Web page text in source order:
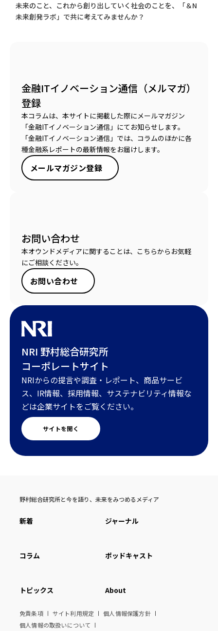
未来のこと、これから創り出していく社会のことを、「＆N
未来創発ラボ」で共に考えてみませんか？
金融ITイノベーション通信（メルマガ）
登録
本コラムは、本サイトに掲載した際にメールマガジン
「金融ITイノベーション通信」にてお知らせします。
「金融ITイノベーション通信」では、コラムのほかに各
種金融系レポートの最新情報をお届けします。
メールマガジン登録
お問い合わせ
本オウンドメディアに関することは、こちらからお気軽
にご相談ください。
お問い合わせ
NRI 野村総合研究所
コーポレートサイト
NRIからの提言や調査・レポート、商品サービ
ス、IR情報、採用情報、サステナビリティ情報な
どは企業サイトをご覧ください。
サイトを開く
野村総合研究所と今を語り、未来をみつめるメディア
新着 ジャーナル
コラム ポッドキャスト
トピックス About
免責条項 サイト利用規定
個人情報保護方針
個人情報の取扱いについて